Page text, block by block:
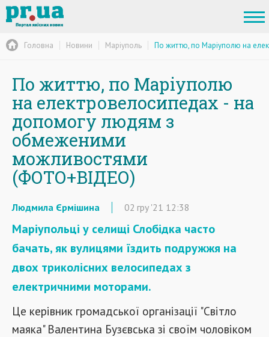
Головна Новини Маріуполь По життю, по Маріуполю на
По життю, по Маріуполю
на електровелосипедах - на
допомогу людям з
обмеженими
можливостями
(ФОТО+ВІДЕО)
Людмила Єрмішина 02 гру '21 12:38
Маріупольці у селищі Слобідка часто
бачать, як вулицями їздить подружжя на
двох триколісних велосипедах з
електричними моторами.
Це керівник громадської організації "Світло
маяка" Валентина Бузєвська зі своїм чоловіком